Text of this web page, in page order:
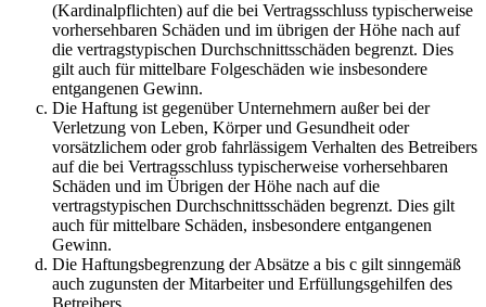
(Kardinalpflichten) auf die bei Vertragsschluss typischerweise
vorhersehbaren Schäden und im übrigen der Höhe nach auf
die vertragstypischen Durchschnittsschäden begrenzt. Dies
gilt auch für mittelbare Folgeschäden wie insbesondere
entgangenen Gewinn.
Die Haftung ist gegenüber Unternehmern außer bei der
Verletzung von Leben, Körper und Gesundheit oder
vorsätzlichem oder grob fahrlässigem Verhalten des Betreibers
auf die bei Vertragsschluss typischerweise vorhersehbaren
Schäden und im Übrigen der Höhe nach auf die
vertragstypischen Durchschnittsschäden begrenzt. Dies gilt
auch für mittelbare Schäden, insbesondere entgangenen
Gewinn.
Die Haftungsbegrenzung der Absätze a bis c gilt sinngemäß
auch zugunsten der Mitarbeiter und Erfüllungsgehilfen des